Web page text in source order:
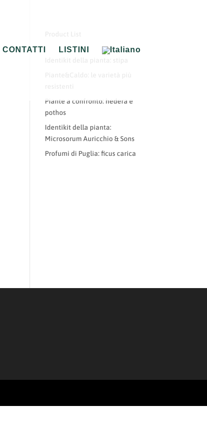
CONTATTI LISTINI
Piante a confronto: hedera e
pothos
Identikit della pianta:
Microsorum Auricchio & Sons
Profumi di Puglia: ficus carica